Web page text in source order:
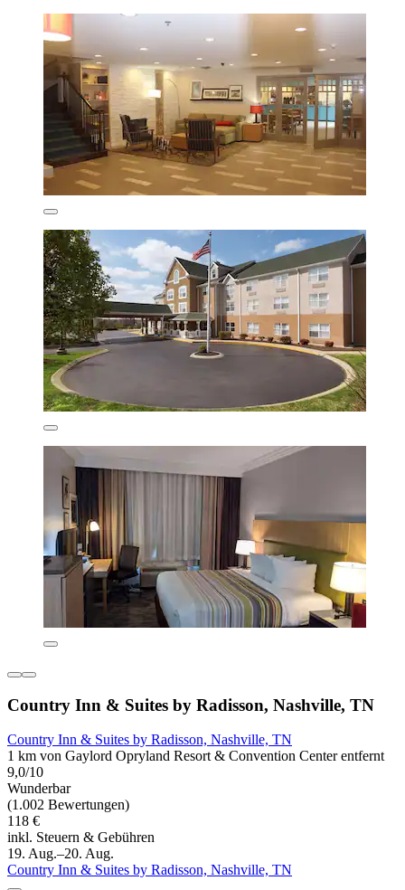
Country Inn & Suites by Radisson, Nashville, TN
Country Inn & Suites by Radisson, Nashville, TN
1 km von Gaylord Opryland Resort & Convention Center entfernt
9,0/10
Wunderbar
(1.002 Bewertungen)
118 €
inkl. Steuern & Gebühren
19. Aug.–20. Aug.
Country Inn & Suites by Radisson, Nashville, TN